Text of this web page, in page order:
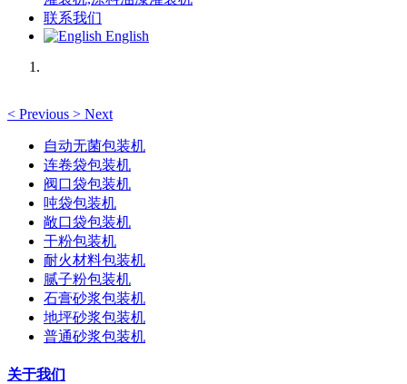
联系我们
English
< Previous > Next
自动无菌包装机
连卷袋包装机
阀口袋包装机
吨袋包装机
敞口袋包装机
干粉包装机
耐火材料包装机
腻子粉包装机
石膏砂浆包装机
地坪砂浆包装机
普通砂浆包装机
关于我们